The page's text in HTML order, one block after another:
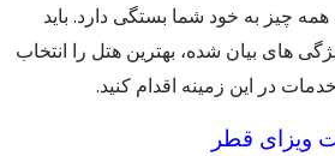
چیز به خود شما بستگی دارد. باید
های بیان شده، بهترین هتل را انتخاب
در این زمینه اقدام کنید.
ویزای قطر